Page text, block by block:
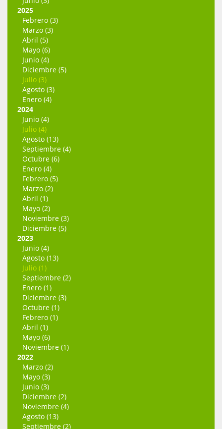
2025
Febrero (3)
Marzo (3)
Abril (5)
Mayo (6)
Junio (4)
Diciembre (5)
Julio (3)
Agosto (3)
Enero (4)
2024
Junio (4)
Julio (4)
Agosto (13)
Septiembre (4)
Octubre (6)
Enero (4)
Febrero (5)
Marzo (2)
Abril (1)
Mayo (2)
Noviembre (3)
Diciembre (5)
2023
Junio (4)
Agosto (13)
Julio (1)
Septiembre (2)
Enero (1)
Diciembre (3)
Octubre (1)
Febrero (1)
Abril (1)
Mayo (6)
Noviembre (1)
2022
Marzo (2)
Mayo (3)
Junio (3)
Diciembre (2)
Noviembre (4)
Agosto (13)
Septiembre (2)